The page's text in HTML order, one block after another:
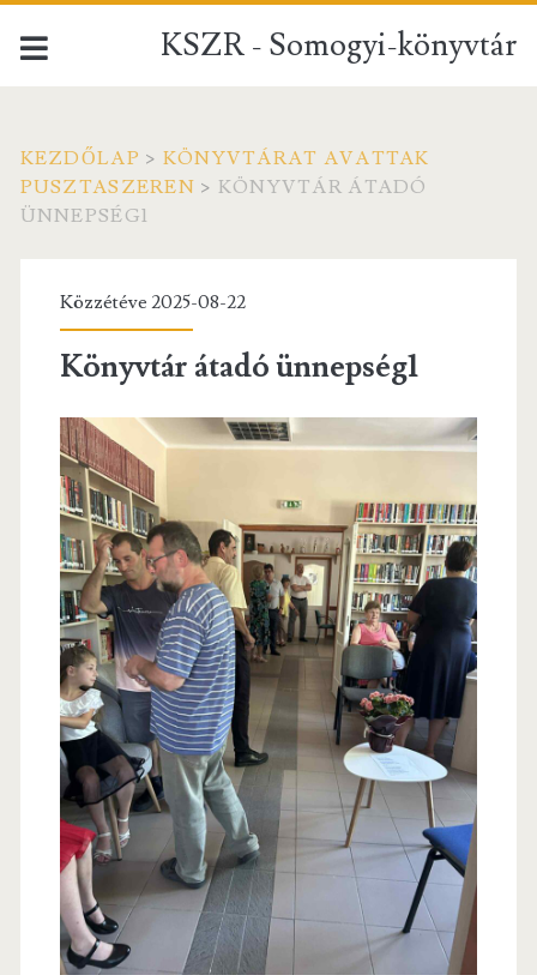
KSZR - Somogyi-könyvtár
KEZDŐLAP > KÖNYVTÁRAT AVATTAK
PUSZTASZEREN > KÖNYVTÁR ÁTADÓ
ÜNNEPSÉG1
Közzétéve 2025-08-22
Könyvtár átadó ünnepség1